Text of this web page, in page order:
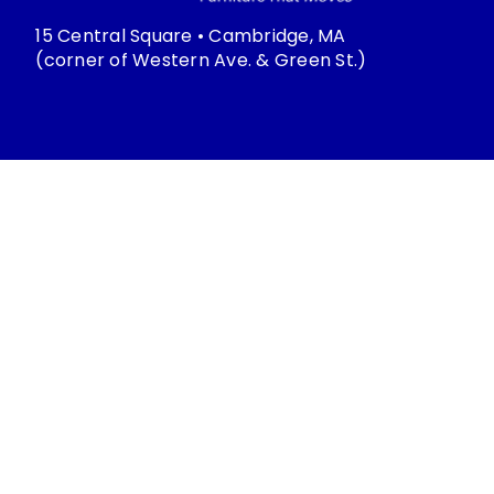
15 Central Square • Cambridge, MA
(corner of Western Ave. & Green St.)